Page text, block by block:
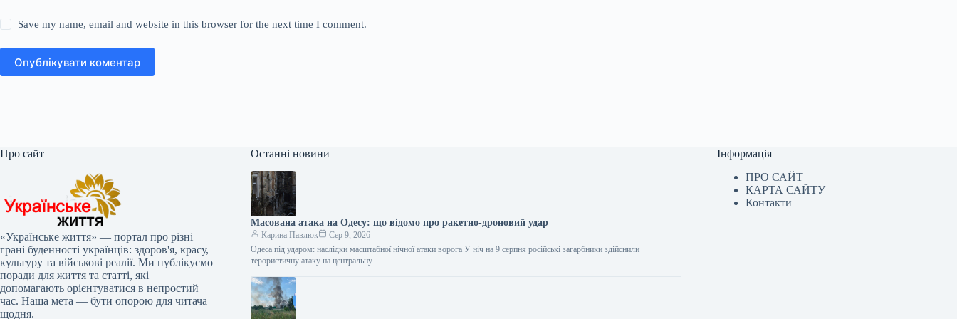
Save my name, email and website in this browser for the next time I comment.
Опублікувати коментар
Про сайт
«Українське життя» — портал про різні
грані буденності українців: здоров'я, красу,
культуру та військові реалії. Ми публікуємо
поради для життя та статті, які
допомагають орієнтуватися в непростий
час. Наша мета — бути опорою для читача
щодня.
Останні новини
Масована атака на Одесу: що відомо про ракетно-дроновий удар
Карина Павлюк
Сер 9, 2026
Одеса під ударом: наслідки масштабної нічної атаки ворога У ніч на 9 серпня російські загарбники здійснили
терористичну атаку на центральну…
Інформація
ПРО САЙТ
КАРТА САЙТУ
Контакти